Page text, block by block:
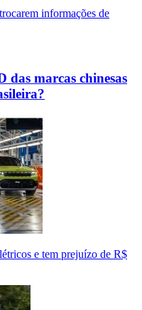
informações de
das marcas chinesas
e tem prejuízo de R$